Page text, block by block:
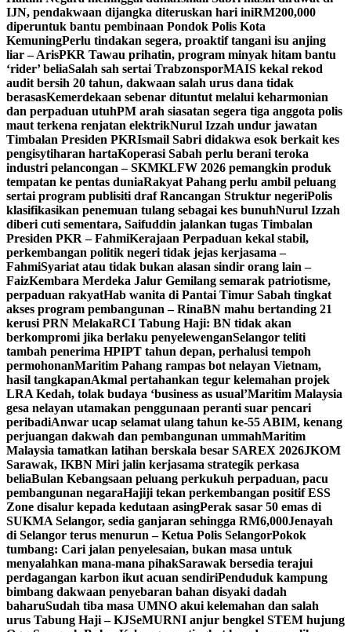
IJN, pendakwaan dijangka diteruskan hari iniRM200,000
diperuntuk bantu pembinaan Pondok Polis Kota
KemuningPerlu tindakan segera, proaktif tangani isu anjing
liar – ArisPKR Tawau prihatin, program minyak hitam bantu
‘rider’ beliaSalah sah sertai TrabzonsporMAIS kekal rekod
audit bersih 20 tahun, dakwaan salah urus dana tidak
berasasKemerdekaan sebenar dituntut melalui keharmonian
dan perpaduan utuhPM arah siasatan segera tiga anggota polis
maut terkena renjatan elektrikNurul Izzah undur jawatan
Timbalan Presiden PKRIsmail Sabri didakwa esok berkait kes
pengisytiharan hartaKoperasi Sabah perlu berani teroka
industri pelancongan – SKMKLFW 2026 pemangkin produk
tempatan ke pentas duniaRakyat Pahang perlu ambil peluang
sertai program publisiti draf Rancangan Struktur negeriPolis
klasifikasikan penemuan tulang sebagai kes bunuhNurul Izzah
diberi cuti sementara, Saifuddin jalankan tugas Timbalan
Presiden PKR – FahmiKerajaan Perpaduan kekal stabil,
perkembangan politik negeri tidak jejas kerjasama –
FahmiSyariat atau tidak bukan alasan sindir orang lain –
FaizKembara Merdeka Jalur Gemilang semarak patriotisme,
perpaduan rakyatHab wanita di Pantai Timur Sabah tingkat
akses program pembangunan – RinaBN mahu bertanding 21
kerusi PRN MelakaRCI Tabung Haji: BN tidak akan
berkompromi jika berlaku penyelewenganSelangor teliti
tambah penerima HPIPT tahun depan, perhalusi tempoh
permohonanMaritim Pahang rampas bot nelayan Vietnam,
hasil tangkapanAkmal pertahankan tegur kelemahan projek
LRA Kedah, tolak budaya ‘business as usual’Maritim Malaysia
gesa nelayan utamakan penggunaan peranti suar pencari
peribadiAnwar ucap selamat ulang tahun ke-55 ABIM, kenang
perjuangan dakwah dan pembangunan ummahMaritim
Malaysia tamatkan latihan berskala besar SAREX 2026JKOM
Sarawak, IKBN Miri jalin kerjasama strategik perkasa
beliaBulan Kebangsaan peluang perkukuh perpaduan, pacu
pembangunan negaraHajiji tekan perkembangan positif ESS
Zone disalur kepada kedutaan asingPerak sasar 50 emas di
SUKMA Selangor, sedia ganjaran sehingga RM6,000Jenayah
di Selangor terus menurun – Ketua Polis SelangorPokok
tumbang: Cari jalan penyelesaian, bukan masa untuk
menyalahkan mana-mana pihakSarawak bersedia terajui
perdagangan karbon ikut acuan sendiriPenduduk kampung
bimbang dakwaan penyebaran bahan disyaki dadah
baharuSudah tiba masa UMNO akui kelemahan dan salah
urus Tabung Haji – KJSeMURNI anjur bengkel STEM hujung